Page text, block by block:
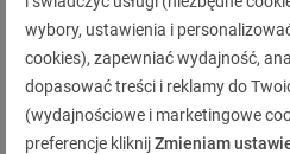
Pojęcia zużycia i
tożsame. Nawet pomimo
opona zimowa może nie
użytkowania. Najczęściej
wybory, ustawienia i
cookies), zapewniać wydajność,
dopasować treści i reklamy do
(wydajnościowe i marketingowe
preferencje kliknijZmieniam